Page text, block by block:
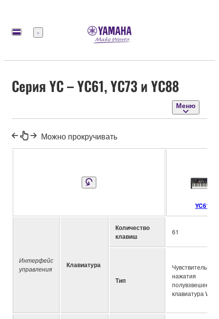
Меню
Серия YC – YC61, YC73 и YC88
Меню
Можно прокручивать
YC61
Интерфейс
управления
Клавиатура
Количество
клавиш
61
Тип
Чувствительная
нажатия
полувзвешенная
клавиатура